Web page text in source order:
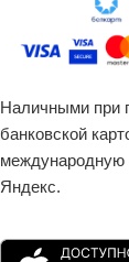
Наличными при
банковской
международную
Яндекс.